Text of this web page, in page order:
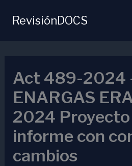
RevisiónDOCS
Act 489-2024
ENARGAS
2024 Proyecto
informe con
cambios